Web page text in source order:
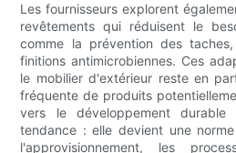
Les fournisseurs explorent
revêtements qui réduisent le
comme la prévention des
finitions antimicrobiennes. Ces
le mobilier d'extérieur reste en
fréquente de produits
vers le développement
tendance : elle devient une
l'approvisionnement, les